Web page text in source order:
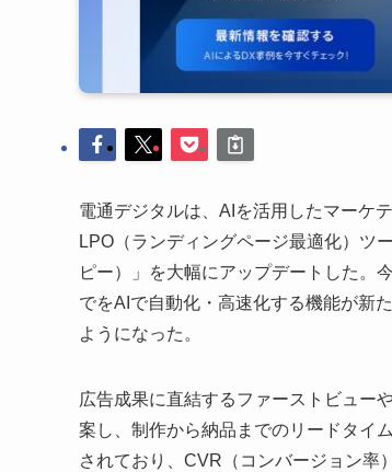
電通デジタルは、AIを活用したマーケ
LPO（ランディングページ最適化）ツ
ピー）」を大幅にアップデートした。
でをAIで自動化・高速化する機能が新
ようになった。
広告成果に直結するファーストビュー
案し、制作から納品までのリードタイ
されており、CVR（コンバージョン率